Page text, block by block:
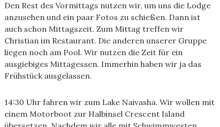
Den Rest des Vormittags nutzen wir, um uns die Lodge
anzusehen und ein paar Fotos zu schießen. Dann ist
auch schon Mittagszeit. Zum Mittag treffen wir
Christian im Restaurant. Die anderen unserer Gruppe
liegen noch am Pool. Wir nutzen die Zeit für ein
ausgiebiges Mittagessen. Immerhin haben wir ja das
Frühstück ausgelassen.
14:30 Uhr fahren wir zum Lake Naivasha. Wir wollen mit
einem Motorboot zur Halbinsel Crescent Island